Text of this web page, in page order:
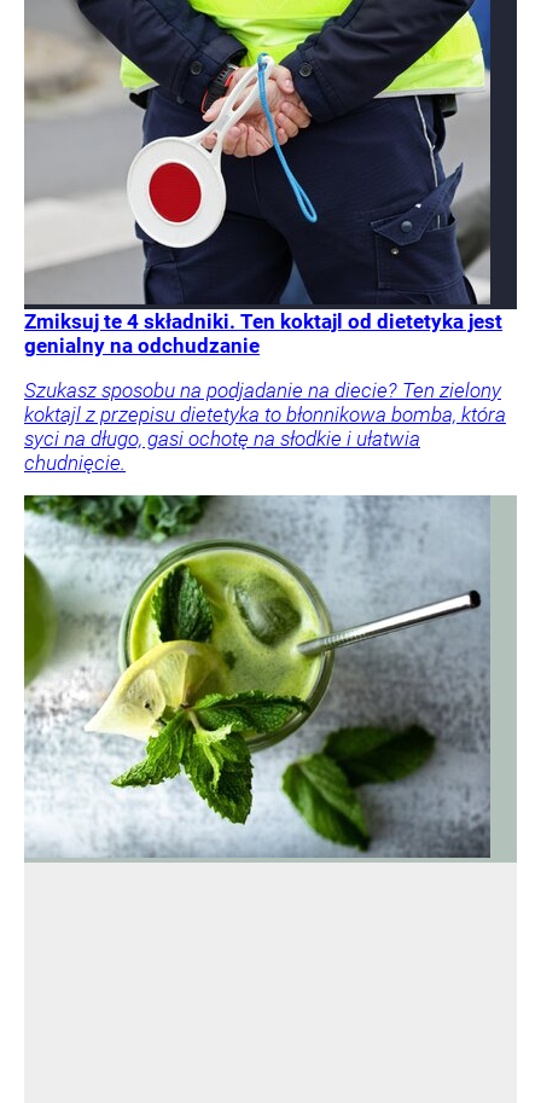
Zmiksuj te 4 składniki. Ten koktajl od dietetyka jest
genialny na odchudzanie
Szukasz sposobu na podjadanie na diecie? Ten zielony
koktajl z przepisu dietetyka to błonnikowa bomba, która
syci na długo, gasi ochotę na słodkie i ułatwia
chudnięcie.